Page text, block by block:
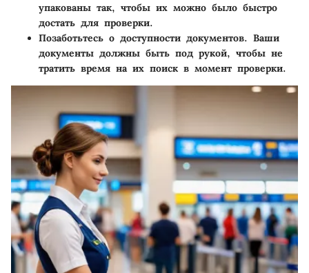
упакованы так, чтобы их можно было быстро
достать для проверки.
Позаботьтесь о доступности документов. Ваши
документы должны быть под рукой, чтобы не
тратить время на их поиск в момент проверки.